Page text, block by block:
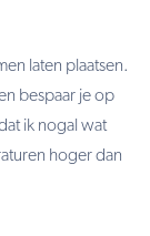
laten plaatsen.
bespaar je op
ik nogal wat
hoger dan